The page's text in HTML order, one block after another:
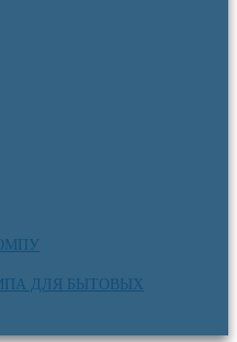
ДЛЯ БЫТОВЫХ